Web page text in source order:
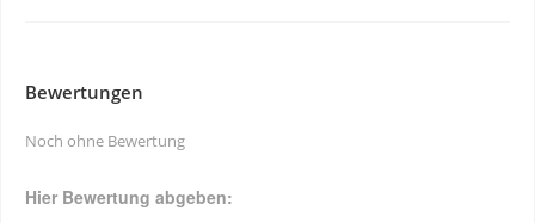
Bewertungen
Noch ohne Bewertung
Hier Bewertung abgeben: